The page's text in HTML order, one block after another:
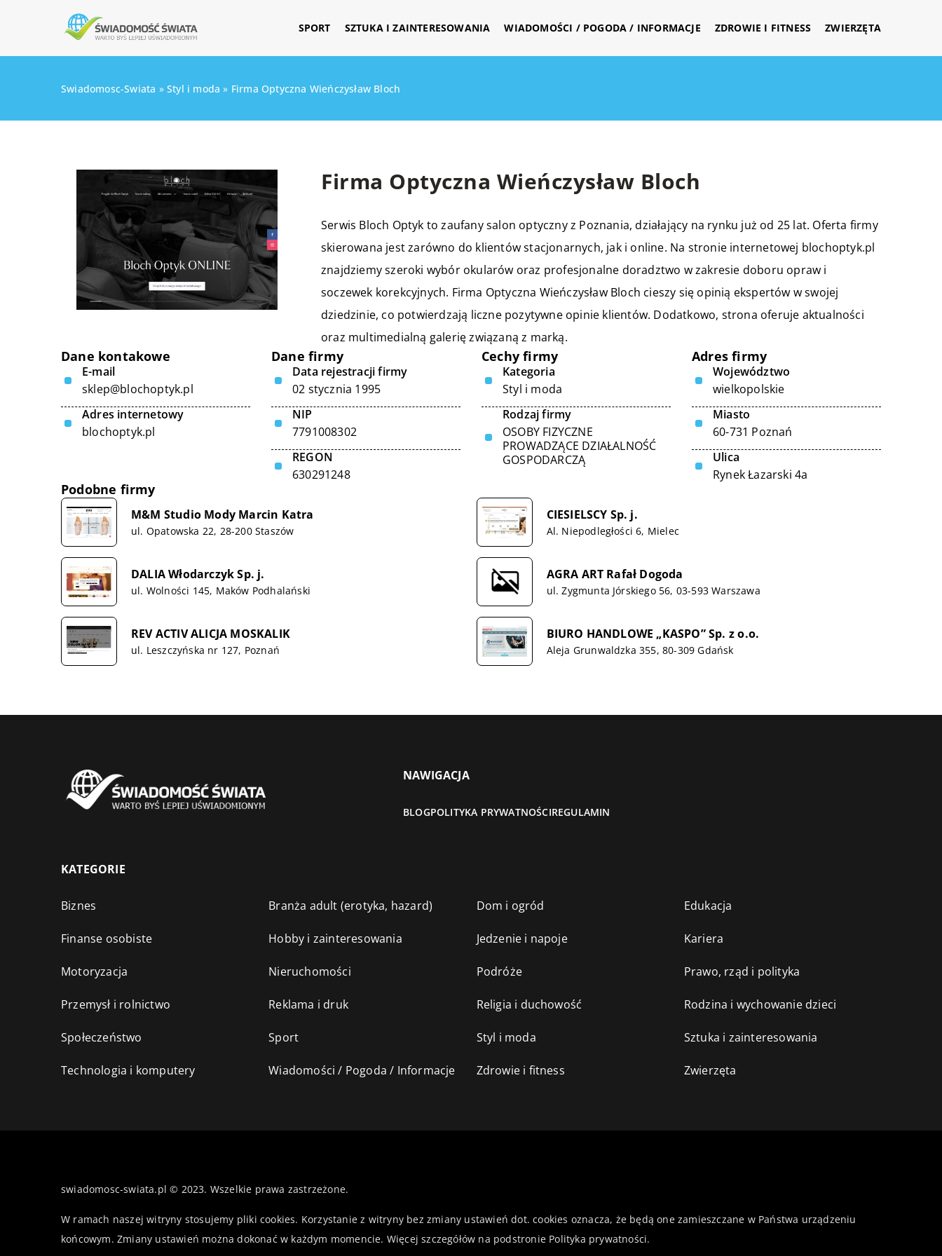
SPORT SZTUKA I ZAINTERESOWANIA WIADOMOŚCI / POGODA / INFORMACJE ZDROWIE I FITNESS ZWIERZĘTA
Swiadomosc-Swiata »Styl i moda » Firma Optyczna Wieńczysław Bloch
Firma Optyczna Wieńczysław Bloch
Serwis Bloch Optyk to zaufany salon optyczny z Poznania, działający na rynku już od 25 lat. Oferta firmy
skierowana jest zarówno do klientów stacjonarnych, jak i online. Na stronie internetowej blochoptyk.pl
znajdziemy szeroki wybór okularów oraz profesjonalne doradztwo w zakresie doboru opraw i
soczewek korekcyjnych. Firma Optyczna Wieńczysław Bloch cieszy się opinią ekspertów w swojej
dziedzinie, co potwierdzają liczne pozytywne opinie klientów. Dodatkowo, strona oferuje aktualności
oraz multimedialną galerię związaną z marką.
Dane kontakowe
E-mail
sklep@blochoptyk.pl
Adres internetowy
blochoptyk.pl
Dane firmy
Data rejestracji firmy
02 stycznia 1995
NIP
7791008302
REGON
630291248
Cechy firmy
Kategoria
Styl i moda
Rodzaj firmy
OSOBY FIZYCZNE
PROWADZĄCE DZIAŁALNOŚĆ
GOSPODARCZĄ
Adres firmy
Województwo
wielkopolskie
Miasto
60-731 Poznań
Ulica
Rynek Łazarski 4a
Podobne firmy
M&M Studio Mody Marcin Katra
ul. Opatowska 22, 28-200 Staszów
CIESIELSCY Sp. j.
Al. Niepodległości 6, Mielec
DALIA Włodarczyk Sp. j.
ul. Wolności 145, Maków Podhalański
AGRA ART Rafał Dogoda
ul. Zygmunta Jórskiego 56, 03-593 Warszawa
REV ACTIV ALICJA MOSKALIK
ul. Leszczyńska nr 127, Poznań
BIURO HANDLOWE „KASPO” Sp. z o.o.
Aleja Grunwaldzka 355, 80-309 Gdańsk
NAWIGACJA
BLOGPOLITYKA PRYWATNOŚCIREGULAMIN
KATEGORIE
Biznes Branża adult (erotyka, hazard) Dom i ogród Edukacja
Finanse osobiste Hobby i zainteresowania Jedzenie i napoje Kariera
Motoryzacja Nieruchomości Podróże Prawo, rząd i polityka
Przemysł i rolnictwo Reklama i druk Religia i duchowość Rodzina i wychowanie dzieci
Społeczeństwo Sport Styl i moda Sztuka i zainteresowania
Technologia i komputery Wiadomości / Pogoda / Informacje Zdrowie i fitness Zwierzęta
swiadomosc-swiata.pl © 2023. Wszelkie prawa zastrzeżone.
W ramach naszej witryny stosujemy pliki cookies. Korzystanie z witryny bez zmiany ustawień dot. cookies oznacza, że będą one zamieszczane w Państwa urządzeniu
końcowym. Zmiany ustawień można dokonać w każdym momencie. Więcej szczegółów na podstronie Polityka prywatności.